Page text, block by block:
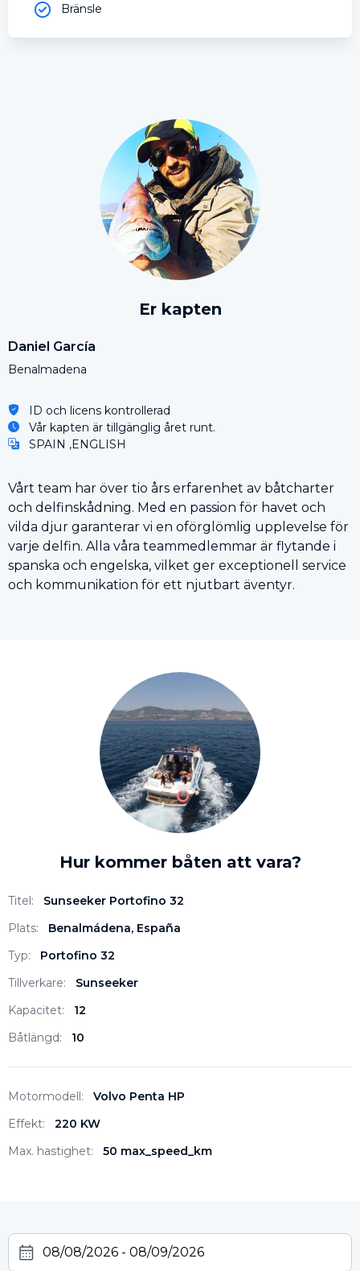
Bränsle
Er kapten
Daniel García
Benalmadena
ID och licens kontrollerad
Vår kapten är tillgänglig året runt.
SPAIN ,ENGLISH
Vårt team har över tio års erfarenhet av båtcharter
och delfinskådning. Med en passion för havet och
vilda djur garanterar vi en oförglömlig upplevelse för
varje delfin. Alla våra teammedlemmar är flytande i
spanska och engelska, vilket ger exceptionell service
och kommunikation för ett njutbart äventyr.
Hur kommer båten att vara?
Titel:
Sunseeker Portofino 32
Plats:
Benalmádena, España
Typ:
Portofino 32
Tillverkare:
Sunseeker
Kapacitet:
12
Båtlängd:
10
Motormodell:
Volvo Penta HP
Effekt:
220 KW
Max. hastighet:
50 max_speed_km